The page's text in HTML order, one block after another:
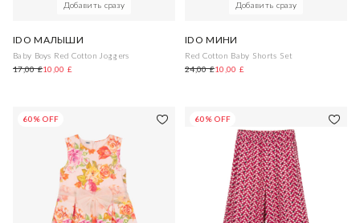
Добавить сразу
IDO МАЛЫШИ
Baby Boys Red Cotton Joggers
17,00 £10,00 £
Добавить сразу
IDO МИНИ
Red Cotton Baby Shorts Set
24,00 £10,00 £
60% OFF 60% OFF